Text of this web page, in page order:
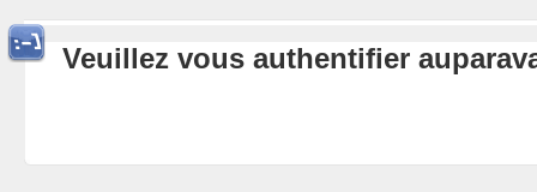
Veuillez vous authentifier